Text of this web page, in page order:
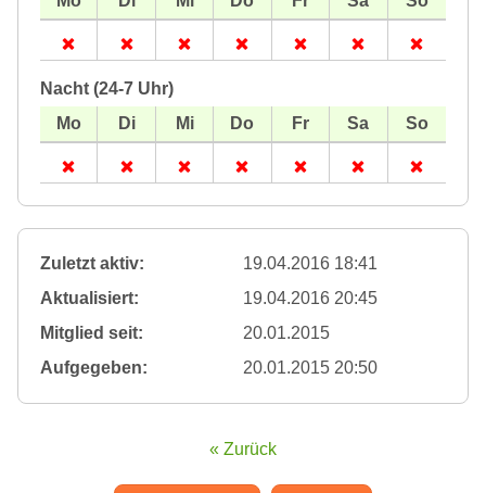
Nacht (24-7 Uhr)
Zuletzt aktiv:
19.04.2016 18:41
Aktualisiert:
19.04.2016 20:45
Mitglied seit:
20.01.2015
Aufgegeben:
20.01.2015 20:50
« Zurück